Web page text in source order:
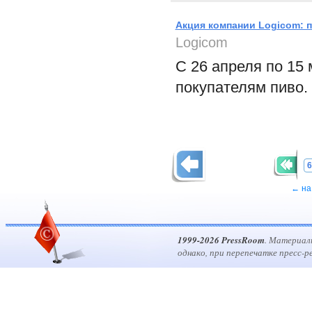
Акция компании Logicom:
Logicom
С 26 апреля по 15
покупателям пиво.
← на
1999-2026 PressRoom.
однако, при перепечатке пресс-